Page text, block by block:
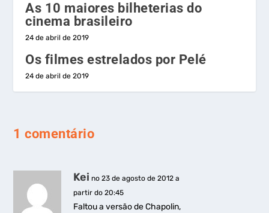
As 10 maiores bilheterias do
cinema brasileiro
24 de abril de 2019
Os filmes estrelados por Pelé
24 de abril de 2019
1 comentário
Kei no 23 de agosto de 2012 a
partir do 20:45
Faltou a versão de Chapolin,